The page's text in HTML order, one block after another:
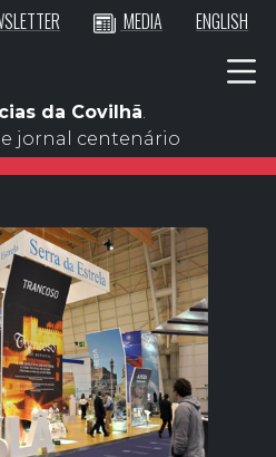
MEDIA ENGLISH
da Covilhã.
jornal centenário